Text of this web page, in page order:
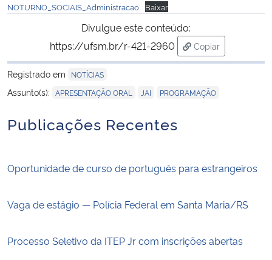
Ministério do Desenvolvimento Regional
Controladoria-Geral da União
Ministério da Mulher, da Família e dos Direitos Humanos
Gabinete de Segurança Institucional
Advocacia-Geral da União
Banco Central do Brasil
NOTURNO_SOCIAIS_Administracao
Baixar
Divulgue este conteúdo:
https://ufsm.br/r-421-2960
Copiar
para área de
Registrado em
NOTÍCIAS
Assunto(s): APRESENTAÇÃO ORAL JAI PROGRAMAÇÃO
Publicações Recentes
Oportunidade de curso de português para estrangeiros
Vaga de estágio — Polícia Federal em Santa Maria/RS
Processo Seletivo da ITEP Jr com inscrições abertas